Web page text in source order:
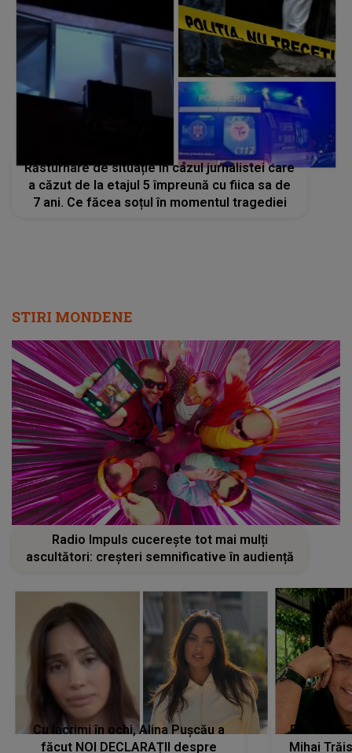
Răsturnare de situație în cazul jurnalistei care
a căzut de la etajul 5 împreună cu fiica sa de
7 ani. Ce făcea soțul în momentul tragediei
STIRI MONDENE
Radio Impuls cucerește tot mai mulți
ascultători: creșteri semnificative în audiență
făcut NOI DECLARAȚII despre
lupta cu boala cumplită: „Nu știu de
ce Dumnezeu m-a ales pe mine.
Am cancer la sân, am intrat în
metastază...”
Mihai
în
public UN
"Nu știu